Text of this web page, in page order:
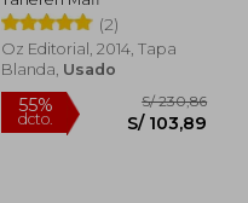
(2)
Oz Editorial, 2014, Tapa
Blanda, Usado